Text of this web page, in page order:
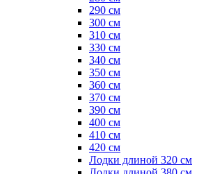
290 см
300 см
310 см
330 см
340 см
350 см
360 см
370 см
390 см
400 см
410 см
420 см
Лодки длиной 320 см